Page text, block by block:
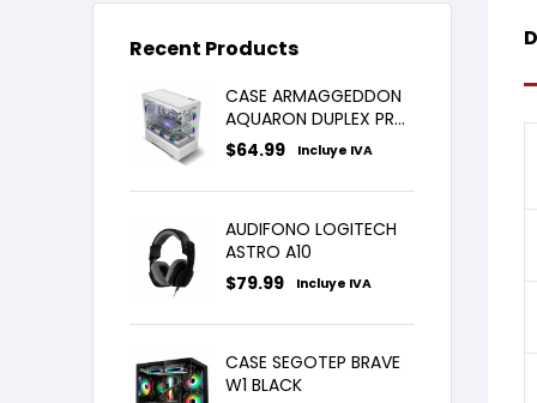
Recent Products
CASE ARMAGGEDDON
AQUARON DUPLEX PRO
WHITE X3FANS ARGB
$64.99 Incluye IVA
AUDIFONO LOGITECH
ASTRO A10
$79.99 Incluye IVA
CASE SEGOTEP BRAVE
W1 BLACK